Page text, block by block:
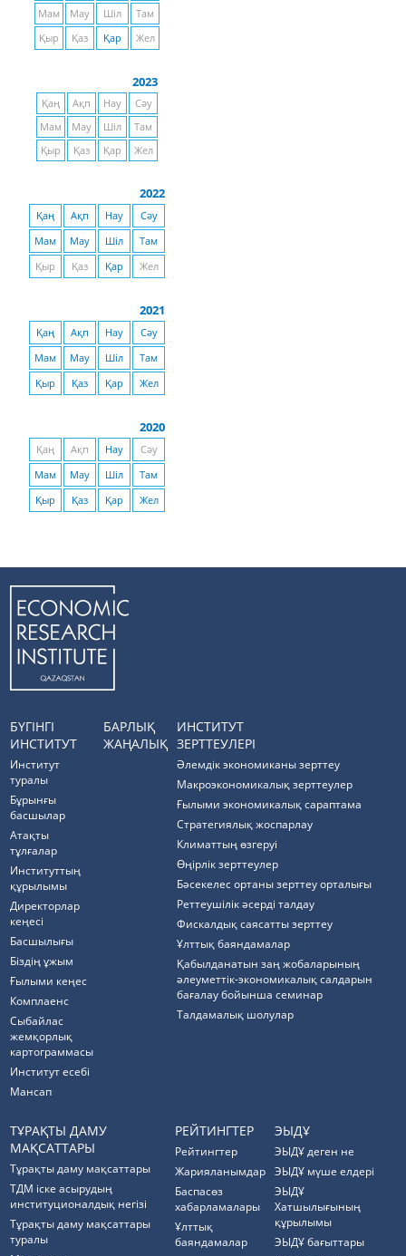
Мам Мау Шіл
Там
Қыр
Қаз Қар Жел
2023
Қаң Ақп Нау
Сәу
Мам
Мау Шіл
Там
Қыр
Қаз Қар Жел
2022
Қаң Ақп Нау
Сәу
Мам
Мау Шіл
Там
Қыр
Қаз Қар Жел
2021
Қаң Ақп Нау
Сәу
Мам
Мау Шіл
Там
Қыр
Қаз Қар Жел
2020
Қаң Ақп Нау
Сәу
Мам
Мау Шіл
Там
Қыр
Қаз Қар Жел
БҮГІНГІ
ИНСТИТУТ
Институт
туралы
Бұрынғы
басшылар
Атақты
тұлғалар
Институттың
құрылымы
Директорлар
кеңесі
Басшылығы
Біздің ұжым
Ғылыми кеңес
Комплаенс
Cыбайлас
жемқорлық
картограммасы
Институт есебі
Мансап
БАРЛЫҚ
ЖАҢАЛЫҚ
ИНСТИТУТ
ЗЕРТТЕУЛЕРІ
Әлемдік экономиканы зерттеу
Макроэкономикалық зерттеулер
Ғылыми экономикалық сараптама
Стратегиялық жоспарлау
Климаттың өзгеруі
Өңірлік зерттеулер
Бәсекелес ортаны зерттеу орталығы
Реттеушілік әсерді талдау
Фискалдық саясатты зерттеу
Ұлттық баяндамалар
Қабылданатын заң жобаларының
әлеуметтік-экономикалық салдарын
бағалау бойынша семинар
Талдамалық шолулар
ТҰРАҚТЫ ДАМУ
МАҚСАТТАРЫ
Тұрақты даму мақсаттары
ТДМ іске асырудың
институционалдық негізі
Тұрақты даму мақсаттары
туралы
РЕЙТИНГТЕР
Рейтингтер
Жарияланымдар
Баспасөз
хабарламалары
Ұлттық
баяндамалар
ЭЫДҰ
ЭЫДҰ деген не
ЭЫДҰ мүше елдері
ЭЫДҰ
Хатшылығының
құрылымы
ЭЫДҰ бағыттары